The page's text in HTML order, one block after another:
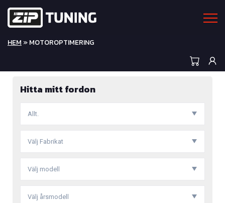
HEM » MOTOROPTIMERING
Hitta mitt fordon
Allt.
Välj Fabrikat
Välj modell
Välj årsmodell